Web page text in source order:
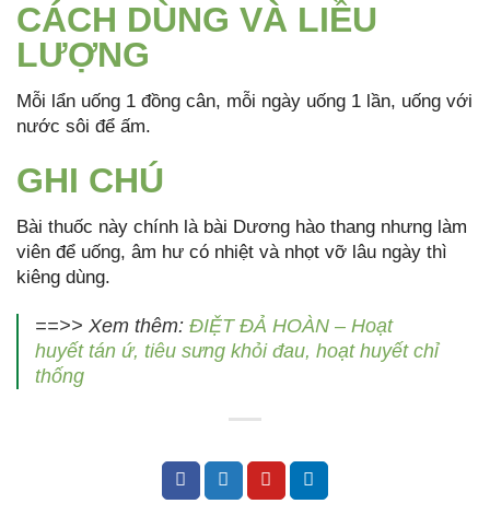
CÁCH DÙNG VÀ LIỀU
LƯỢNG
Mỗi lẩn uống 1 đồng cân, mỗi ngày uống 1 lần, uống với
nước sôi để ấm.
GHI CHÚ
Bài thuốc này chính là bài Dương hào thang nhưng làm
viên để uống, âm hư có nhiệt và nhọt vỡ lâu ngày thì
kiêng dùng.
==>> Xem thêm: ĐIỆT ĐẢ HOÀN – Hoạt
huyết tán ứ, tiêu sưng khỏi đau, hoạt huyết chỉ
thống